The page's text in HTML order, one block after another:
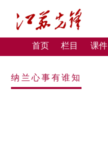
首页 栏目 课件
纳兰心事有谁知